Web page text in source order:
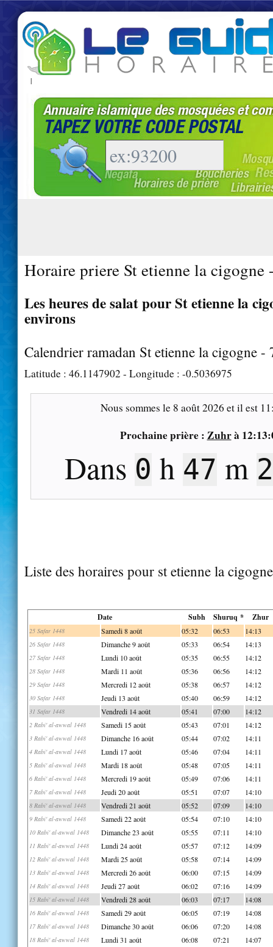
|
Horaire priere St etienne la cigogne
Les heures de salat pour St etienne la
environs
Calendrier ramadan St etienne la cigogne -
Latitude : 46.1147902 - Longitude : -0.5036975
Nous sommes le 8 août 2026 et il est
Prochaine prière : Zuhrà
Dans 0 h 47 m
Liste des horaires pour st etienne la cigogne
Date Subh Shuruq * Zhur
25 Safar 1448 Samedi 8 août 05:32 06:53 14:13
26 Safar 1448 Dimanche 9 août 05:33 06:54 14:13
27 Safar 1448 Lundi 10 août 05:35 06:55 14:12
28 Safar 1448 Mardi 11 août 05:36 06:56 14:12
29 Safar 1448 Mercredi 12 août 05:38 06:57 14:12
30 Safar 1448 Jeudi 13 août 05:40 06:59 14:12
31 Safar 1448 Vendredi 14 août 05:41 07:00 14:12
2 Rabi' al-awwal 1448 Samedi 15 août 05:43 07:01 14:12
3 Rabi' al-awwal 1448 Dimanche 16 août 05:44 07:02 14:11
4 Rabi' al-awwal 1448 Lundi 17 août 05:46 07:04 14:11
5 Rabi' al-awwal 1448 Mardi 18 août 05:48 07:05 14:11
6 Rabi' al-awwal 1448 Mercredi 19 août 05:49 07:06 14:11
7 Rabi' al-awwal 1448 Jeudi 20 août 05:51 07:07 14:10
8 Rabi' al-awwal 1448 Vendredi 21 août 05:52 07:09 14:10
9 Rabi' al-awwal 1448 Samedi 22 août 05:54 07:10 14:10
10 Rabi' al-awwal 1448 Dimanche 23 août 05:55 07:11 14:10
11 Rabi' al-awwal 1448 Lundi 24 août 05:57 07:12 14:09
12 Rabi' al-awwal 1448 Mardi 25 août 05:58 07:14 14:09
13 Rabi' al-awwal 1448 Mercredi 26 août 06:00 07:15 14:09
14 Rabi' al-awwal 1448 Jeudi 27 août 06:02 07:16 14:09
15 Rabi' al-awwal 1448 Vendredi 28 août 06:03 07:17 14:08
16 Rabi' al-awwal 1448 Samedi 29 août 06:05 07:19 14:08
17 Rabi' al-awwal 1448 Dimanche 30 août 06:06 07:20 14:08
18 Rabi' al-awwal 1448 Lundi 31 août 06:08 07:21 14:07